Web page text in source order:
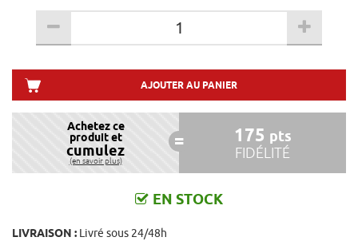
AJOUTER AU PANIER
Achetez ce
produit et
cumulez
(en savoir plus)
175 pts
FIDÉLITÉ
EN STOCK
LIVRAISON : Livré sous 24/48h